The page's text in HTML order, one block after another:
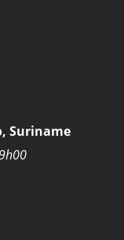
Suriname